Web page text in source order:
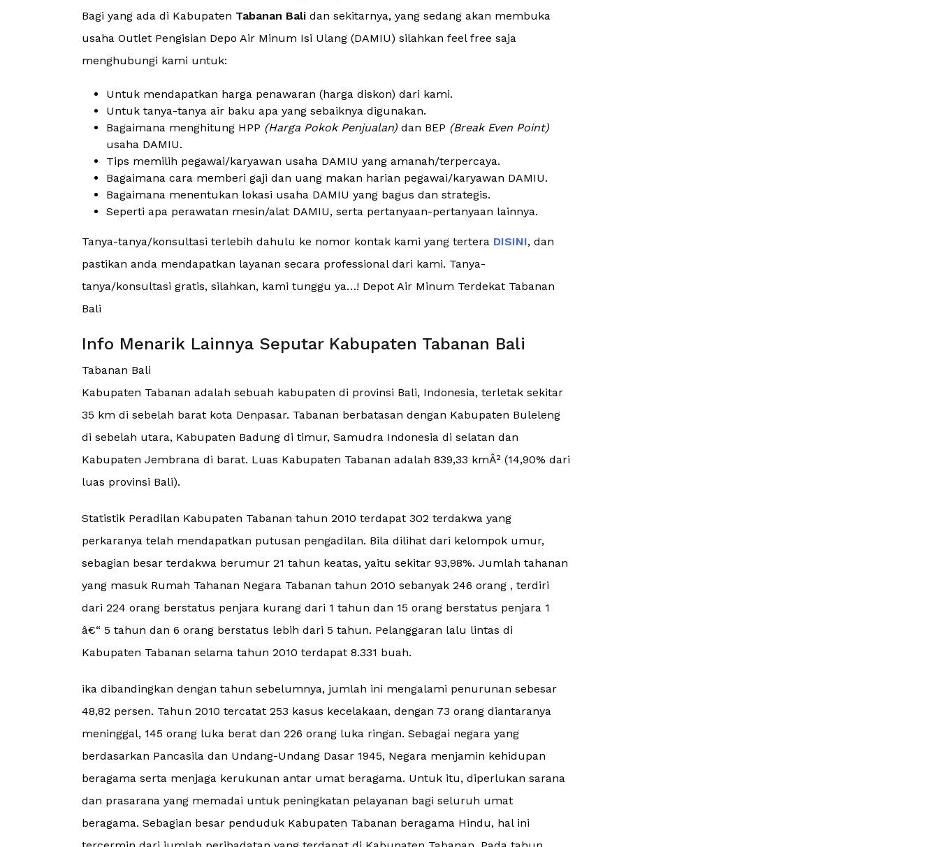
Bagi yang ada di Kabupaten Tabanan Bali dan sekitarnya, yang sedang akan membuka
usaha Outlet Pengisian Depo Air Minum Isi Ulang (DAMIU) silahkan feel free saja
menghubungi kami untuk:
Untuk mendapatkan harga penawaran (harga diskon) dari kami.
Untuk tanya-tanya air baku apa yang sebaiknya digunakan.
Bagaimana menghitung HPP (Harga Pokok Penjualan) dan BEP (Break Even Point)
usaha DAMIU.
Tips memilih pegawai/karyawan usaha DAMIU yang amanah/terpercaya.
Bagaimana cara memberi gaji dan uang makan harian pegawai/karyawan DAMIU.
Bagaimana menentukan lokasi usaha DAMIU yang bagus dan strategis.
Seperti apa perawatan mesin/alat DAMIU, serta pertanyaan-pertanyaan lainnya.
Tanya-tanya/konsultasi terlebih dahulu ke nomor kontak kami yang tertera DISINI, dan
pastikan anda mendapatkan layanan secara professional dari kami. Tanya-
tanya/konsultasi gratis, silahkan, kami tunggu ya…! Depot Air Minum Terdekat Tabanan
Bali
Info Menarik Lainnya Seputar Kabupaten Tabanan Bali
Tabanan Bali
Kabupaten Tabanan adalah sebuah kabupaten di provinsi Bali, Indonesia, terletak sekitar
35 km di sebelah barat kota Denpasar. Tabanan berbatasan dengan Kabupaten Buleleng
di sebelah utara, Kabupaten Badung di timur, Samudra Indonesia di selatan dan
Kabupaten Jembrana di barat. Luas Kabupaten Tabanan adalah 839,33 kmÂ² (14,90% dari
luas provinsi Bali).
Statistik Peradilan Kabupaten Tabanan tahun 2010 terdapat 302 terdakwa yang
perkaranya telah mendapatkan putusan pengadilan. Bila dilihat dari kelompok umur,
sebagian besar terdakwa berumur 21 tahun keatas, yaitu sekitar 93,98%. Jumlah tahanan
yang masuk Rumah Tahanan Negara Tabanan tahun 2010 sebanyak 246 orang , terdiri
dari 224 orang berstatus penjara kurang dari 1 tahun dan 15 orang berstatus penjara 1
â€“ 5 tahun dan 6 orang berstatus lebih dari 5 tahun. Pelanggaran lalu lintas di
Kabupaten Tabanan selama tahun 2010 terdapat 8.331 buah.
ika dibandingkan dengan tahun sebelumnya, jumlah ini mengalami penurunan sebesar
48,82 persen. Tahun 2010 tercatat 253 kasus kecelakaan, dengan 73 orang diantaranya
meninggal, 145 orang luka berat dan 226 orang luka ringan. Sebagai negara yang
berdasarkan Pancasila dan Undang-Undang Dasar 1945, Negara menjamin kehidupan
beragama serta menjaga kerukunan antar umat beragama. Untuk itu, diperlukan sarana
dan prasarana yang memadai untuk peningkatan pelayanan bagi seluruh umat
beragama. Sebagian besar penduduk Kabupaten Tabanan beragama Hindu, hal ini